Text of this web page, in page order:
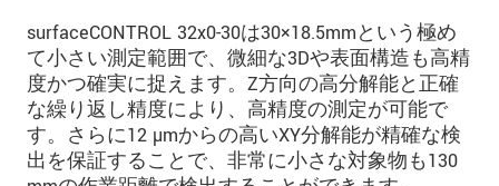
surfaceCONTROL 32x0-30は30×18.5mmという極め
て小さい測定範囲で、微細な3Dや表面構造も高精
度かつ確実に捉えます。Z方向の高分解能と正確
な繰り返し精度により、高精度の測定が可能で
す。さらに12 µmからの高いXY分解能が精確な検
出を保証することで、非常に小さな対象物も130